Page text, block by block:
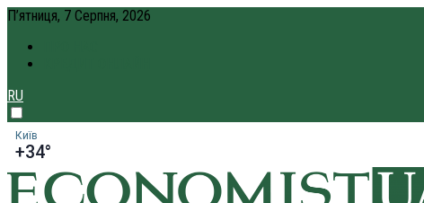
П’ятниця, 7 Серпня, 2026
RU
Київ
+34°